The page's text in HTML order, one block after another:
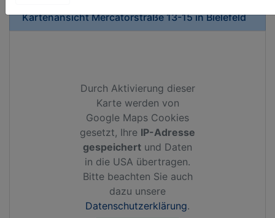
KartenansichtMercatorstraße 13-15inBielefeld
Durch Aktivierung dieser
Karte werden von
Google Maps Cookies
gesetzt, Ihre IP-Adresse
gespeichert und Daten
in die USA übertragen.
Bitte beachten Sie auch
dazu unsere
Datenschutzerklärung.